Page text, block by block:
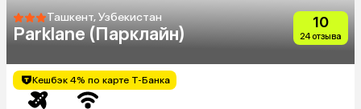
Ташкент, Узбекистан
Parklane (Парклайн)
10
24 отзыва
Кешбэк 4% по карте Т-Банка